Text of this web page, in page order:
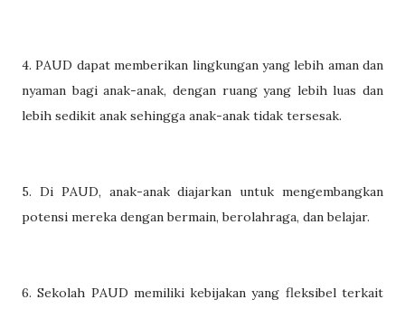
4. PAUD dapat memberikan lingkungan yang lebih aman dan
nyaman bagi anak-anak, dengan ruang yang lebih luas dan
lebih sedikit anak sehingga anak-anak tidak tersesak.
5. Di PAUD, anak-anak diajarkan untuk mengembangkan
potensi mereka dengan bermain, berolahraga, dan belajar.
6. Sekolah PAUD memiliki kebijakan yang fleksibel terkait